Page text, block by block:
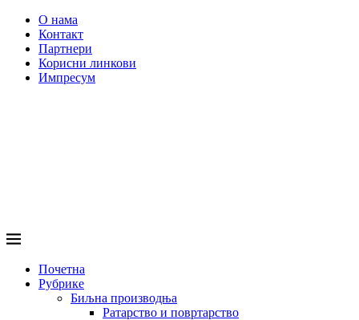
О нама
Контакт
Партнери
Корисни линкови
Импресум
Почетна
Рубрике
Биљна производња
Ратарство и повртарство